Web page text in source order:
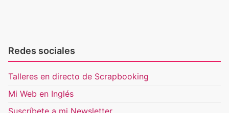
Redes sociales
Talleres en directo de Scrapbooking
Mi Web en Inglés
Suscríbete a mi Newsletter